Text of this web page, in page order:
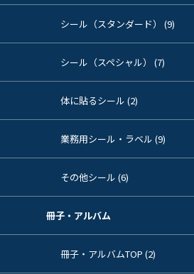
シール（スタンダード） (9)
シール（スペシャル） (7)
体に貼るシール (2)
業務用シール・ラベル (9)
その他シール (6)
冊子・アルバム
冊子・アルバムTOP (2)